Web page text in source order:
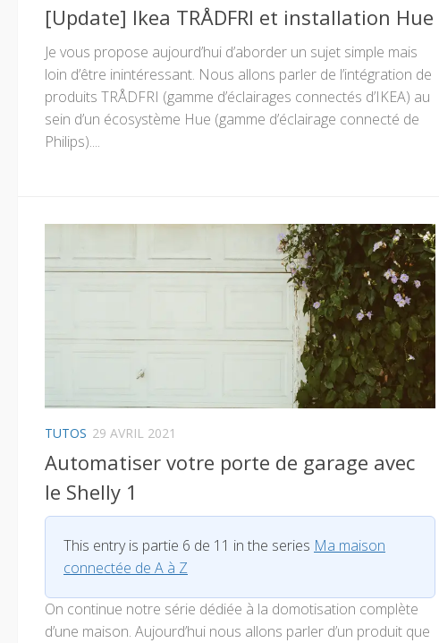
[Update] Ikea TRÅDFRI et installation Hue
Je vous propose aujourd’hui d’aborder un sujet simple mais
loin d’être inintéressant. Nous allons parler de l’intégration de
produits TRÅDFRI (gamme d’éclairages connectés d’IKEA) au
sein d’un écosystème Hue (gamme d’éclairage connecté de
Philips)....
TUTOS 29 AVRIL 2021
Automatiser votre porte de garage avec
le Shelly 1
This entry is partie 6 de 11 in the series Ma maison
connectée de A à Z
On continue notre série dédiée à la domotisation complète
d’une maison. Aujourd’hui nous allons parler d’un produit que